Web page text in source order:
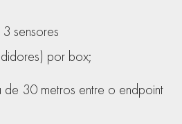
sensores
por box;
de 30 metros entre o endpoint